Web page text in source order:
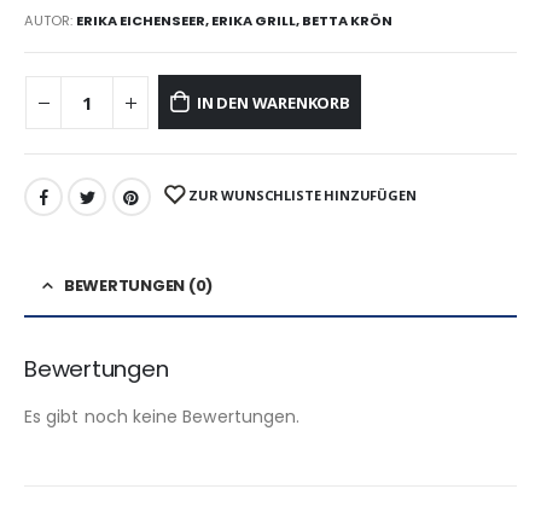
AUTOR: ERIKA EICHENSEER, ERIKA GRILL, BETTA KRÖN
IN DEN WARENKORB
ZUR WUNSCHLISTE HINZUFÜGEN
BEWERTUNGEN (0)
Bewertungen
Es gibt noch keine Bewertungen.